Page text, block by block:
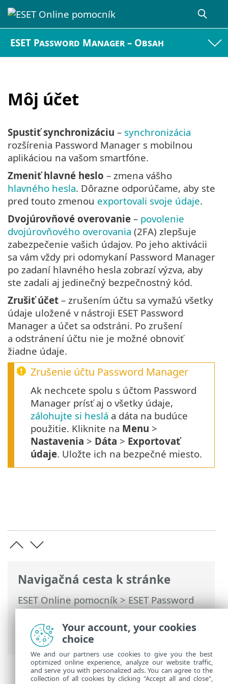
ESET Password Manager – Obsah
Môj účet
Navigačná cesta k stránke
ESET Online pomocník>ESET Password
Manager>Práca s programom ESET
Password Manager>Nastavenia> Môj
účet
Spustiť synchronizáciu – synchronizácia
rozšírenia Password Manager s mobilnou
aplikáciou na vašom smartfóne.
Zmeniť hlavné heslo – zmena vášho
hlavného hesla. Dôrazne odporúčame, aby ste
pred touto zmenou exportovali svoje údaje.
Dvojúrovňové overovanie – povolenie
dvojúrovňového overovania (2FA) zlepšuje
zabezpečenie vašich údajov. Po jeho aktivácii
sa vám vždy pri odomykaní Password Manager
po zadaní hlavného hesla zobrazí výzva, aby
ste zadali aj jedinečný bezpečnostný kód.
Zrušiť účet – zrušením účtu sa vymažú všetky
údaje uložené v nástroji ESET Password
Manager a účet sa odstráni. Po zrušení
a odstránení účtu nie je možné obnoviť
žiadne údaje.
Zrušenie účtu Password Manager
Ak nechcete spolu s účtom Password
Manager prísť aj o všetky údaje,
zálohujte si heslá a dáta na budúce
použitie. Kliknite na Menu >
Nastavenia > Dáta > Exportovať
údaje. Uložte ich na bezpečné miesto.
Your account, your cookies
choice
We and our partners use cookies to give you the best
optimized online experience, analyze our website traffic,
and serve you with personalized ads. You can agree to the
collection of all cookies by clicking "Accept all and close",